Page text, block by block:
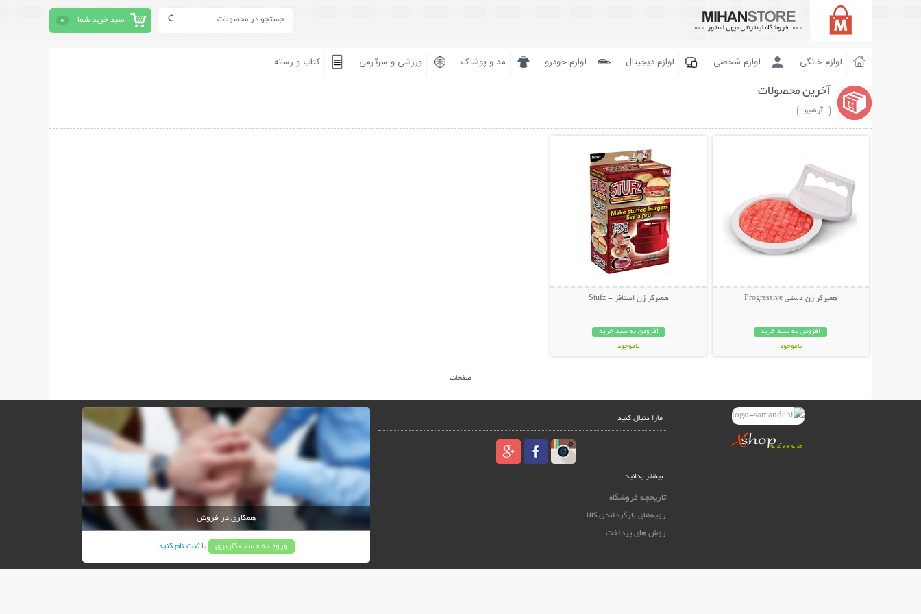
سبد خرید شما 0
لوازم خانگی لوازم شخصی لوازم دیجیتال لوازم خودرو مد و پوشاک ورزشی و سرگرمی کتاب و رسانه
آخرین محصولات
آرشیو
همبرگر زن دستی Progressive
افزودن به سبد خرید
ناموجود
همبرگر زن استافز - Stufz
افزودن به سبد خرید
ناموجود
صفحات
مارا دنبال کنید
بیشتر بدانید
تاریخچه فروشگاه
رویه‌های بازگرداندن کالا
روش های پرداخت
همکاری در فروش
ورود به حساب کاربری یاثبت نام کنید